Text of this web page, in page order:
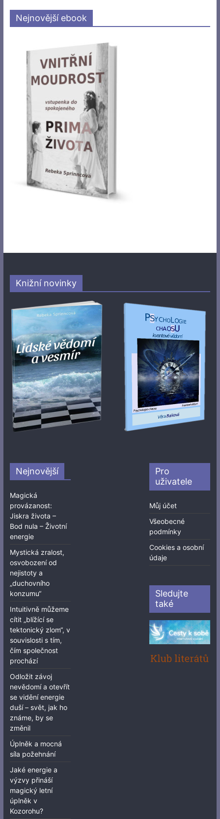
Nejnovější ebook
Knižní novinky
Nejnovější
Magická
provázanost:
Jiskra života –
Bod nula – Životní
energie
Mystická zralost,
osvobození od
nejistoty a
„duchovního
konzumu“
Intuitivně můžeme
cítit „blížící se
tektonický zlom“, v
souvislosti s tím,
čím společnost
prochází
Odložit závoj
nevědomí a otevřít
se vidění energie
duší – svět, jak ho
známe, by se
změnil
Úplněk a mocná
síla požehnání
Jaké energie a
výzvy přináší
magický letní
úplněk v
Kozorohu?
Pro
uživatele
Můj účet
Všeobecné
podmínky
Cookies a osobní
údaje
Sledujte
také